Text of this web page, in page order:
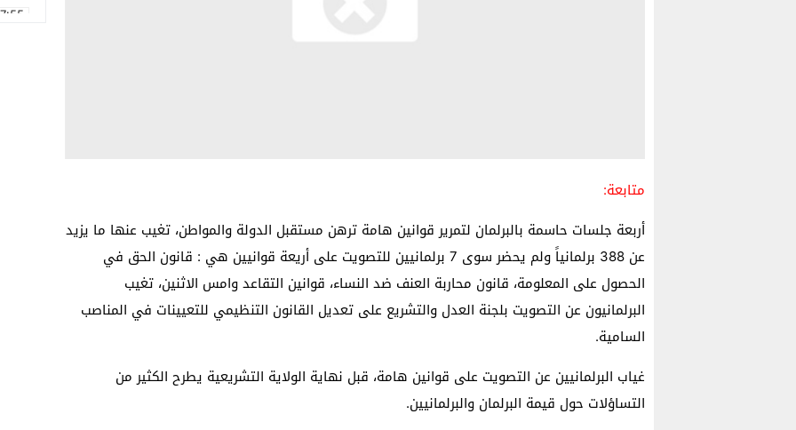
متابعة:
أربعة جلسات حاسمة بالبرلمان لتمرير قوانين هامة ترهن مستقبل الدولة والمواطن، تغيب عنها ما يزيد
عن 388 برلمانياً ولم يحضر سوى 7 برلمانيين للتصويت على أريعة قوانيين هي : قانون الحق في
الحصول على المعلومة، قانون محاربة العنف ضد النساء، قوانين التقاعد وامس الاثنين، تغيب
البرلمانيون عن التصويت بلجنة العدل والتشريع على تعديل القانون التنظيمي للتعيينات في المناصب
السامية.
غياب البرلمانيين عن التصويت على قوانين هامة، قبل نهاية الولاية التشريعية يطرح الكثير من
التساؤلات حول قيمة البرلمان والبرلمانيين.